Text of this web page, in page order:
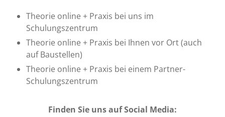
Theorie online + Praxis bei uns im
Schulungszentrum
Theorie online + Praxis bei Ihnen vor Ort (auch
auf Baustellen)
Theorie online + Praxis bei einem Partner-
Schulungszentrum
Finden Sie uns auf Social Media: